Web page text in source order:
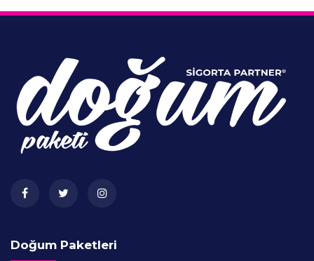
Doğum Paketleri